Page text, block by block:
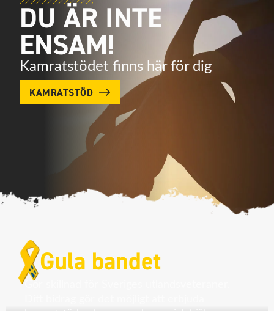
DU ÄR INTE
ENSAM!
Kamratstödet finns här för dig
KAMRATSTÖD
Gula bandet
Gör skillnad för Sveriges utlandsveteraner.